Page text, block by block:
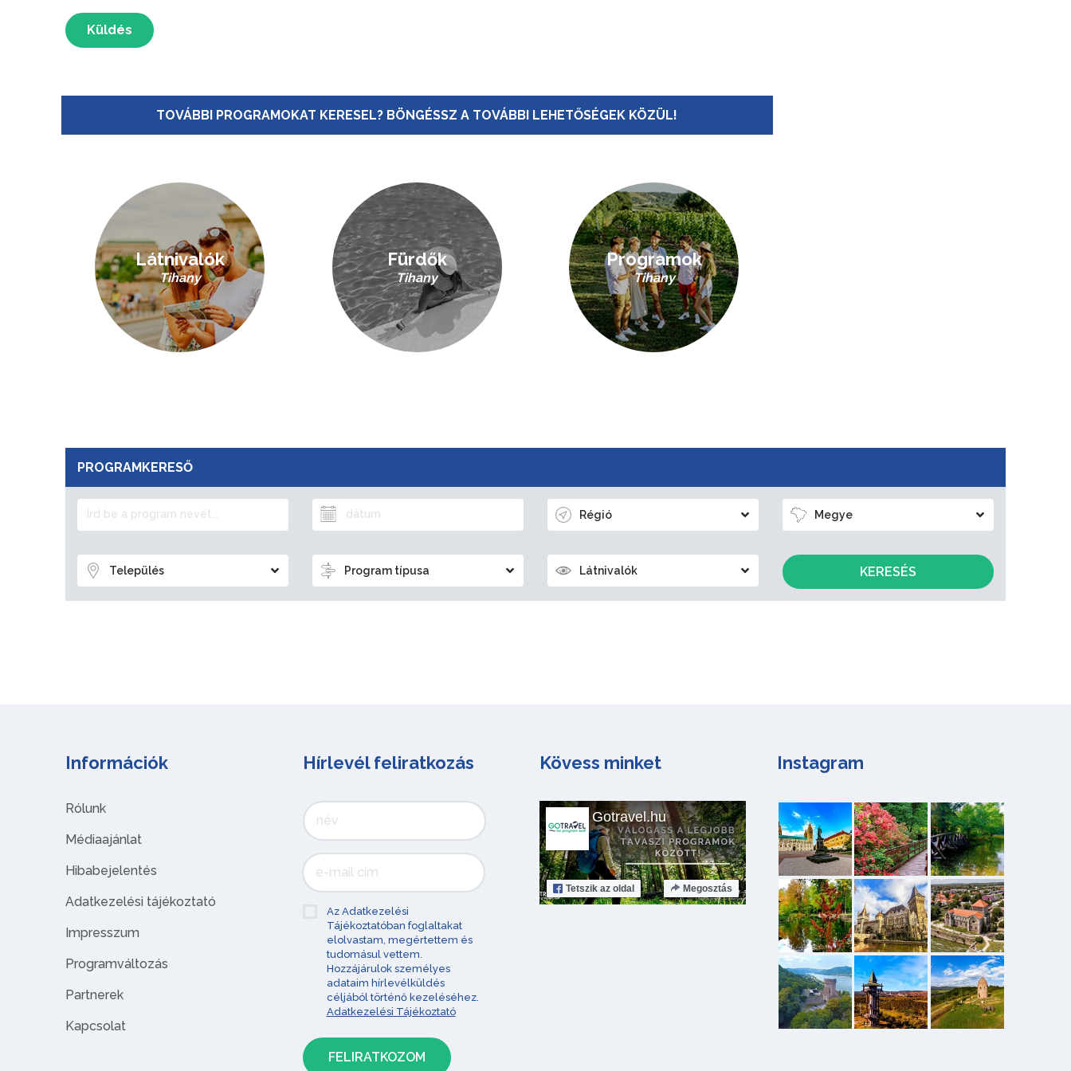
Küldés
TOVÁBBI PROGRAMOKAT KERESEL? BÖNGÉSSZ A TOVÁBBI LEHETŐSÉGEK KÖZÜL!
Látnivalók
Tihany
Fürdők
Tihany
Programok
Tihany
PROGRAMKERESŐ
Régió Megye
Település Program típusa Látnivalók KERESÉS
Információk
Rólunk
Médiaajánlat
Hibabejelentés
Adatkezelési tájékoztató
Impresszum
Programváltozás
Partnerek
Kapcsolat
Hírlevél feliratkozás
Az Adatkezelési
Tájékoztatóban foglaltakat
elolvastam, megértettem és
tudomásul vettem.
Hozzájárulok személyes
adataim hírlevélküldés
céljából történő kezeléséhez.
Adatkezelési Tájékoztató
Kövess minket
Gotravel.hu
Tetszik az oldal Megosztás
Instagram